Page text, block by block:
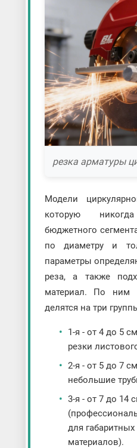
резка арматуры
Модели
которую
бюджетного
по диаметру и
параметры
реза, а также
материал. По ним
делятся на три
1-я - от 4 до 5
резки
2-я - от 5 до 7
небольшие
3-я - от 7 до 14
для
материалов).